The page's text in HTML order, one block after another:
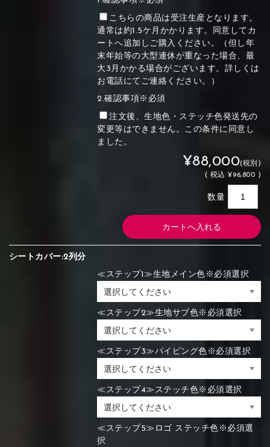
こちらの商品は受注生産となります。
通常は約1.5ケ月かかります。同意してカ
ートへ追加しご購入ください。（但し年
末年始等の大型連休が重なった場合、最
大3月かかる場合がございます。詳しくは
お電話にてご連絡ください。）
2.確認事項※必須
注文後、生地色・ステッチ色発送先の
変更等はできません。この条件に同意し
ました。
¥88,000(税別)
( 税込 ¥96,800 )
数量
シートカバー:2列分
≪ステップ1≫生地メイン色※必須選択
≪ステップ2≫生地サブ色※必須選択
≪ステップ3≫パイピング色※必須選択
≪ステップ4≫ステッチ色※必須選択
≪ステップ5≫ロゴ ステッチ色※必須選
択